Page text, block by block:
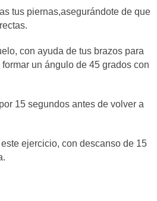
tus piernas,asegurándote de que
con ayuda de tus brazos para
un ángulo de 45 grados con
15 segundos antes de volver a
ejercicio, con descanso de 15